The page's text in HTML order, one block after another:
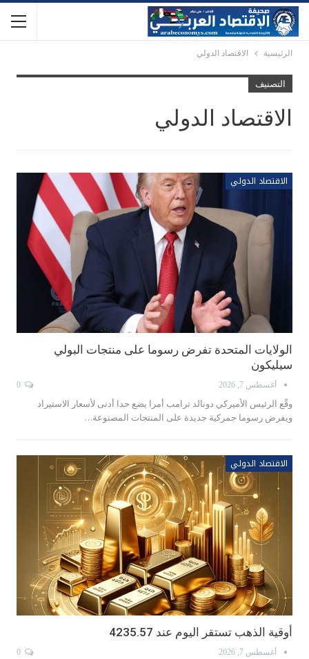
الرئيسية الاقتصاد الدولي
التصنيف
الاقتصاد الدولي
الاقتصاد الدولي
الولايات المتحدة تفرض رسوما على منتجات البولي
سيليكون
أغسطس 7, 2026
وقّع الرئيس الأميركي دونالد ترامب أمرا يضع حدا أدنى لأسعار الاستيراد
ويفرض رسوما جمركية جديدة على المنتجات المصنوعة…
الاقتصاد الدولي
أوقية الذهب تستقر اليوم عند 4235.57
أغسطس 7, 2026